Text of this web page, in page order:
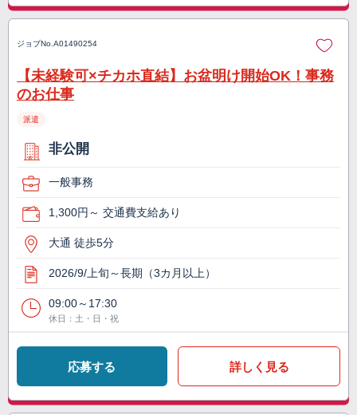
ジョブNo. A01490254
【未経験可×チカホ直結】お盆明け開始OK！事務
のお仕事
派遣
非公開
一般事務
1,300円～ 交通費支給あり
大通 徒歩5分
2026/9/上旬～長期（3カ月以上）
09:00～17:30
休日：土・日・祝
応募する 詳しく見る